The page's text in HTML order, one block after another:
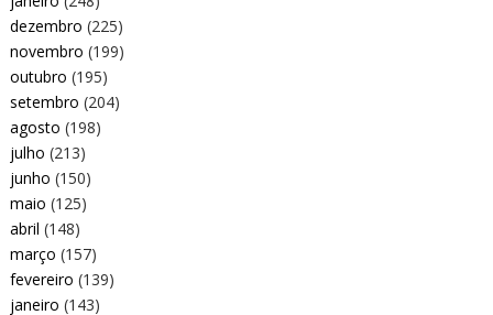
dezembro (225)
novembro (199)
outubro (195)
setembro (204)
agosto (198)
julho (213)
junho (150)
maio (125)
abril (148)
março (157)
fevereiro (139)
janeiro (143)